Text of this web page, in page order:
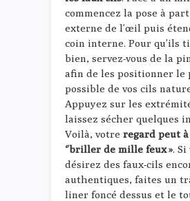
commencez la pose à
externe de l’œil puis
coin interne. Pour qu’ils
bien, servez-vous de la
afin de les positionner le
possible de vos cils
Appuyez sur les
laissez sécher quelques
Voilà, votre regard peut
‘’briller de mille feux ». Si
désirez des faux-cils
authentiques, faites un
liner foncé dessus et le